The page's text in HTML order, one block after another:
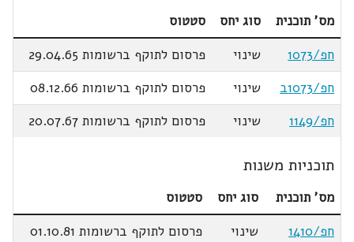
מס' תוכנית סוג יחס
סטטוס
חפ/1073
שינוי
פרסום לתוקף ברשומות 29.04.65
חפ/1073ב
שינוי
פרסום לתוקף ברשומות 08.12.66
חפ/1149
שינוי פרסום לתוקף ברשומות 20.07.67
תוכניות משנות
מס' תוכנית סוג יחס
סטטוס
חפ/1410
שינוי
פרסום לתוקף ברשומות 01.10.81